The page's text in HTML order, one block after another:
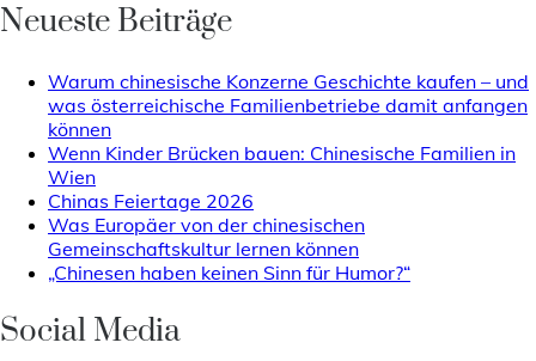
Neueste Beiträge
Warum chinesische Konzerne Geschichte kaufen – und
was österreichische Familienbetriebe damit anfangen
können
Wenn Kinder Brücken bauen: Chinesische Familien in
Wien
Chinas Feiertage 2026
Was Europäer von der chinesischen
Gemeinschaftskultur lernen können
„Chinesen haben keinen Sinn für Humor?“
Social Media